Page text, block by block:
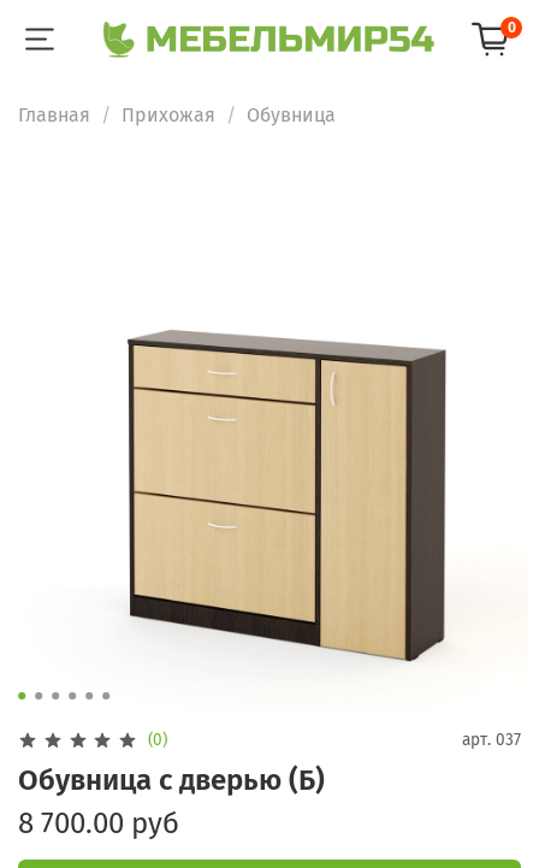
0
Главная Прихожая Обувница
(0) арт. 037
Обувница с дверью (Б)
8 700.00 руб